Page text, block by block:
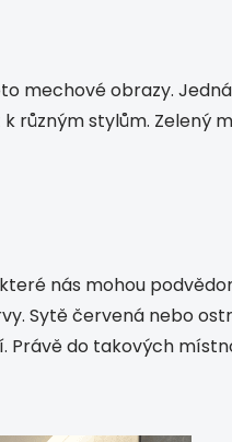
mechové obrazy.
různým stylům. Zelený
nás mohou
Sytě červená nebo
Právě do takových